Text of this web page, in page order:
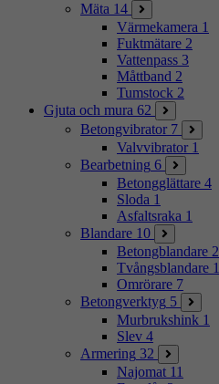
Mäta 14
Värmekamera 1
Fuktmätare 2
Vattenpass 3
Måttband 2
Tumstock 2
Gjuta och mura 62
Betongvibrator 7
Valvvibrator 1
Bearbetning 6
Betongglättare 4
Sloda 1
Asfaltsraka 1
Blandare 10
Betongblandare 2
Tvångsblandare 1
Omrörare 7
Betongverktyg 5
Murbrukshink 1
Slev 4
Armering 32
Najomat 11